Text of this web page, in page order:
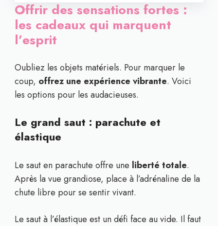
Offrir des sensations fortes :
les cadeaux qui marquent
l’esprit
Oubliez les objets matériels. Pour marquer le
coup, offrez une expérience vibrante. Voici
les options pour les audacieuses.
Le grand saut : parachute et
élastique
Le saut en parachute offre une liberté totale.
Après la vue grandiose, place à l’adrénaline de la
chute libre pour se sentir vivant.
Le saut à l’élastique est un défi face au vide. Il faut